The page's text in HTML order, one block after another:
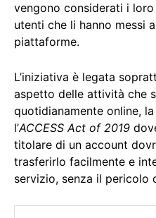
vengono considerati i
utenti che li hanno messi
piattaforme.
L’iniziativa è legata
aspetto delle attività che
quotidianamente online,
l’ACCESS Act of 2019
titolare di un account
trasferirlo facilmente e
servizio, senza il pericolo